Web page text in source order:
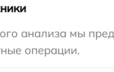
анализа мы
операции.